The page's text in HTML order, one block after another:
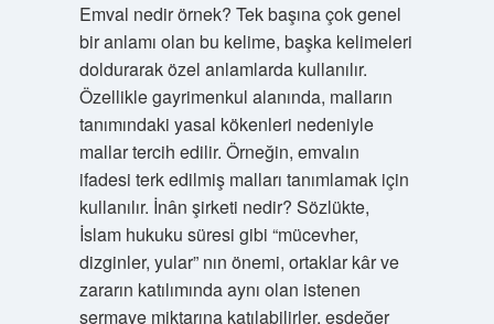
Emval nedir örnek? Tek başına çok genel
bir anlamı olan bu kelime, başka kelimeleri
doldurarak özel anlamlarda kullanılır.
Özellikle gayrimenkul alanında, malların
tanımındaki yasal kökenleri nedeniyle
mallar tercih edilir. Örneğin, emvalın
ifadesi terk edilmiş malları tanımlamak için
kullanılır. İnân şirketi nedir? Sözlükte,
İslam hukuku süresi gibi “mücevher,
dizginler, yular” nın önemi, ortaklar kâr ve
zararın katılımında aynı olan istenen
sermaye miktarına katılabilirler, eşdeğer